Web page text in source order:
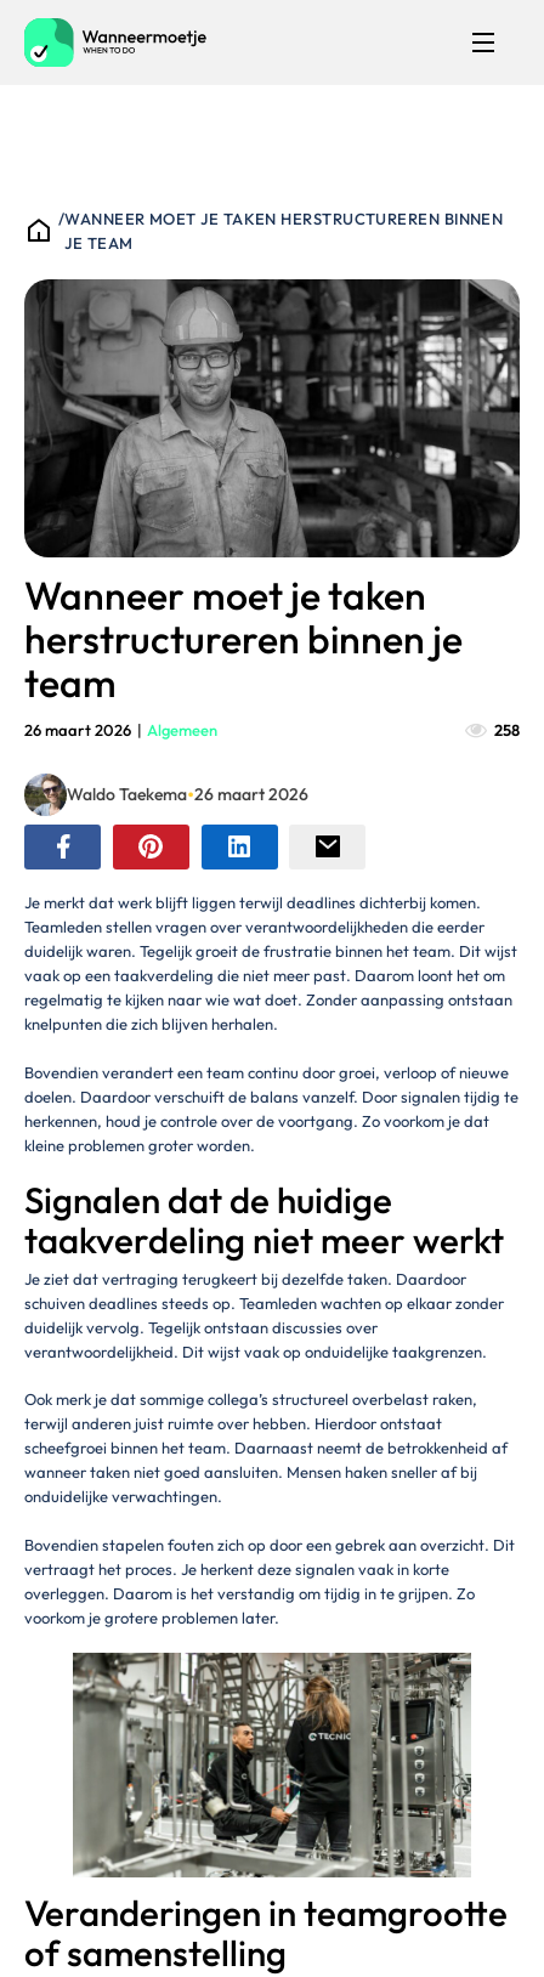
/WANNEER MOET JE TAKEN HERSTRUCTUREREN BINNEN
JE TEAM
Wanneer moet je taken
herstructureren binnen je
team
26 maart 2026 | Algemeen 258
Waldo Taekema•26 maart 2026
Je merkt dat werk blijft liggen terwijl deadlines dichterbij komen.
Teamleden stellen vragen over verantwoordelijkheden die eerder
duidelijk waren. Tegelijk groeit de frustratie binnen het team. Dit wijst
vaak op een taakverdeling die niet meer past. Daarom loont het om
regelmatig te kijken naar wie wat doet. Zonder aanpassing ontstaan
knelpunten die zich blijven herhalen.
Bovendien verandert een team continu door groei, verloop of nieuwe
doelen. Daardoor verschuift de balans vanzelf. Door signalen tijdig te
herkennen, houd je controle over de voortgang. Zo voorkom je dat
kleine problemen groter worden.
Signalen dat de huidige
taakverdeling niet meer werkt
Je ziet dat vertraging terugkeert bij dezelfde taken. Daardoor
schuiven deadlines steeds op. Teamleden wachten op elkaar zonder
duidelijk vervolg. Tegelijk ontstaan discussies over
verantwoordelijkheid. Dit wijst vaak op onduidelijke taakgrenzen.
Ook merk je dat sommige collega’s structureel overbelast raken,
terwijl anderen juist ruimte over hebben. Hierdoor ontstaat
scheefgroei binnen het team. Daarnaast neemt de betrokkenheid af
wanneer taken niet goed aansluiten. Mensen haken sneller af bij
onduidelijke verwachtingen.
Bovendien stapelen fouten zich op door een gebrek aan overzicht. Dit
vertraagt het proces. Je herkent deze signalen vaak in korte
overleggen. Daarom is het verstandig om tijdig in te grijpen. Zo
voorkom je grotere problemen later.
Veranderingen in teamgrootte
of samenstelling